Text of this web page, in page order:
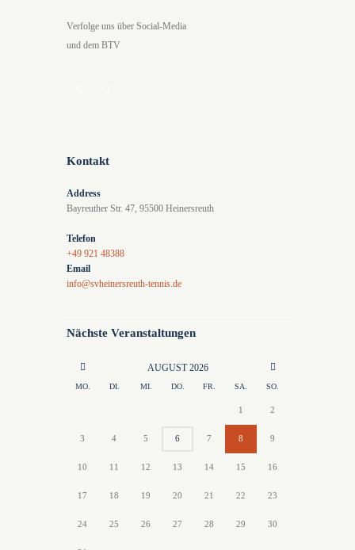
Verfolge uns über Social-Media
und dem BTV
Kontakt
Address
Bayreuther Str. 47, 95500 Heinersreuth
Telefon
+49 921 48388
Email
info@svheinersreuth-tennis.de
Nächste Veranstaltungen
AUGUST2026
MO. DI. MI. DO. FR. SA. SO.
1 2
3 4 5 6 7 8 9
10 11 12 13 14 15 16
17 18 19 20 21 22 23
24 25 26 27 28 29 30